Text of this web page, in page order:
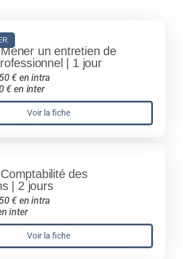
un entretien de
| 1 jour
€ en intra
€ en inter
Voir la fiche
des
| 2 jours
€ en intra
inter
Voir la fiche